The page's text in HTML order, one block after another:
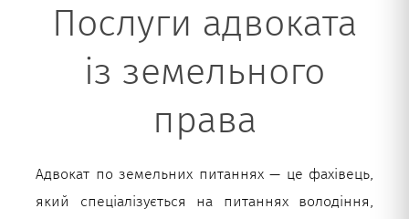
Послуги адвоката
із земельного
права
Адвокат по земельних питаннях — це фахівець,
який спеціалізується на питаннях володіння,